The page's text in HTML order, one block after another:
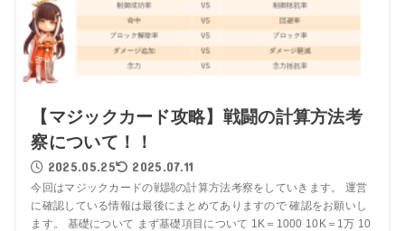
【マジックカード攻略】戦闘の計算方法考
察について！！
2025.05.25 2025.07.11
今回はマジックカードの戦闘の計算方法考察をしていきます。 運営
に確認している情報は最後にまとめてありますので 確認をお願いし
ます。 基礎について まず基礎項目について 1K＝1000 10K＝1万 10